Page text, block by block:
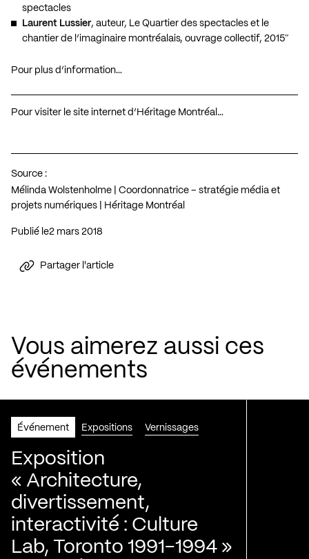
spectacles
Laurent Lussier, auteur, Le Quartier des spectacles et le
chantier de l’imaginaire montréalais, ouvrage collectif, 2015″
Pour plus d’information…
Pour visiter le site internet d’Héritage Montréal…
Source :
Mélinda Wolstenholme | Coordonnatrice – stratégie média et
projets numériques | Héritage Montréal
Publié le 2 mars 2018
Partager l'article
Vous aimerez aussi ces
événements
Événement Expositions Vernissages
Exposition
« Architecture,
divertissement,
interactivité : Culture
Lab, Toronto 1991-1994 »